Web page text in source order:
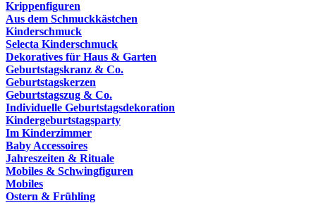
Krippenfiguren
Aus dem Schmuckkästchen
Kinderschmuck
Selecta Kinderschmuck
Dekoratives für Haus & Garten
Geburtstagskranz & Co.
Geburtstagskerzen
Geburtstagszug & Co.
Individuelle Geburtstagsdekoration
Kindergeburtstagsparty
Im Kinderzimmer
Baby Accessoires
Jahreszeiten & Rituale
Mobiles & Schwingfiguren
Mobiles
Ostern & Frühling